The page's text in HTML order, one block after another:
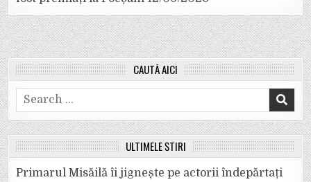
CAUTĂ AICI
Search
for:
ULTIMELE ȘTIRI
Primarul Misăilă îi jignește pe actorii îndepărtați